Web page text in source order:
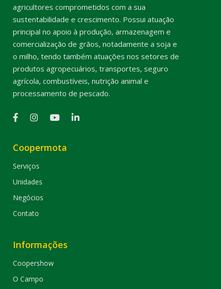
agricultores comprometidos com a sua
sustentabilidade e crescimento. Possui atuação
principal no apoio à produção, armazenagem e
comercialização de grãos, notadamente a soja e
o milho, tendo também atuações nos setores de
produtos agropecuários, transportes, seguro
agrícola, combustíveis, nutrição animal e
processamento de pescado.
Coopermota
Serviços
Unidades
Negócios
Contato
Informações
Coopershow
O Campo